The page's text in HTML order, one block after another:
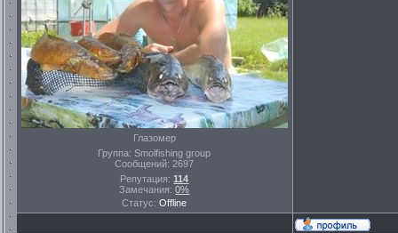
Глазомер
Группа: Smolfishing group
Сообщений: 2697
Репутация:114
Замечания:0%
Статус:Offline